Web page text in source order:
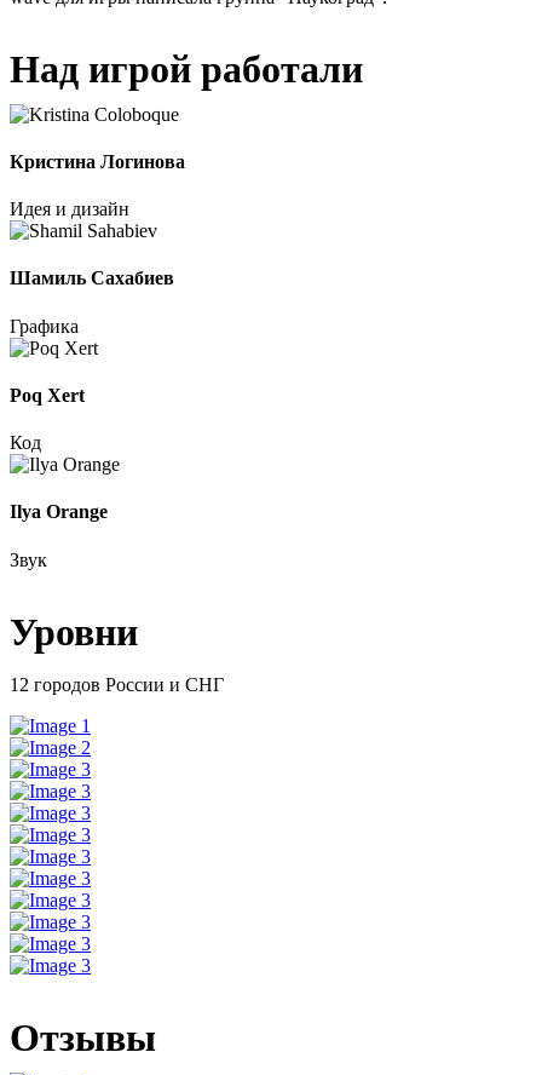
Над игрой работали
Кристина Логинова
Идея и дизайн
Шамиль Сахабиев
Графика
Poq Xert
Код
Ilya Orange
Звук
Уровни
12 городов России и СНГ
Отзывы